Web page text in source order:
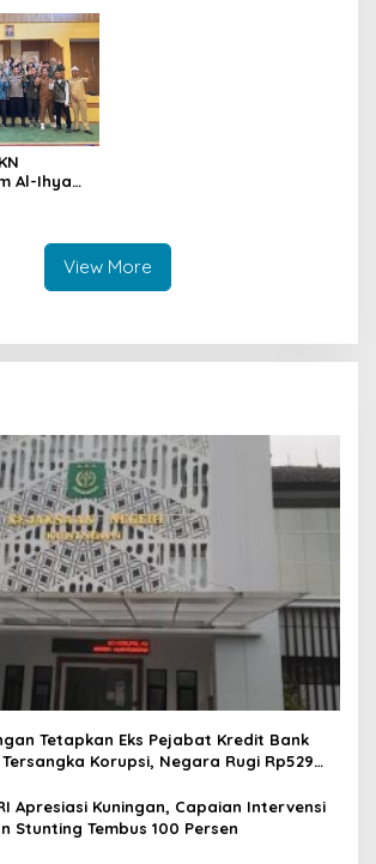
Al-Ihya
View More
Tetapkan Eks Pejabat Kredit Bank
Korupsi, Negara Rugi Rp529
Apresiasi Kuningan, Capaian Intervensi
Stunting Tembus 100 Persen